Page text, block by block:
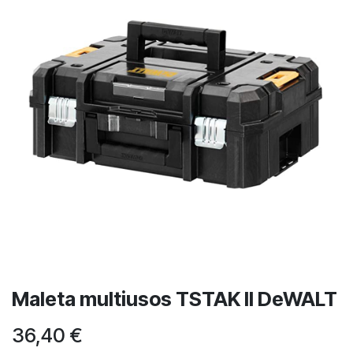
Maleta multiusos TSTAK II DeWALT
36,40 €